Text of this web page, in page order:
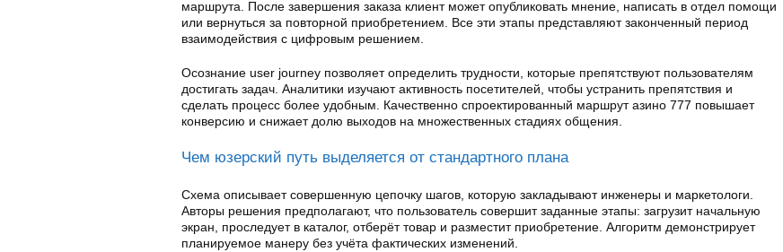
маршрута. После завершения заказа клиент может опубликовать мнение, написать в отдел помощи
или вернуться за повторной приобретением. Все эти этапы представляют законченный период
взаимодействия с цифровым решением.
Осознание user journey позволяет определить трудности, которые препятствуют пользователям
достигать задач. Аналитики изучают активность посетителей, чтобы устранить препятствия и
сделать процесс более удобным. Качественно спроектированный маршрут азино 777 повышает
конверсию и снижает долю выходов на множественных стадиях общения.
Чем юзерский путь выделяется от стандартного плана
Схема описывает совершенную цепочку шагов, которую закладывают инженеры и маркетологи.
Авторы решения предполагают, что пользователь совершит заданные этапы: загрузит начальную
экран, проследует в каталог, отберёт товар и разместит приобретение. Алгоритм демонстрирует
планируемое манеру без учёта фактических изменений.